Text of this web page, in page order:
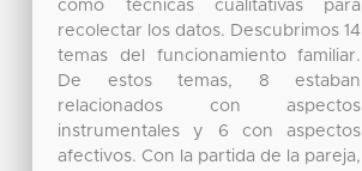
como técnicas cualitativas para
recolectar los datos. Descubrimos 14
temas del funcionamiento familiar.
De estos temas, 8 estaban
relacionados con aspectos
instrumentales y 6 con aspectos
afectivos. Con la partida de la pareja,